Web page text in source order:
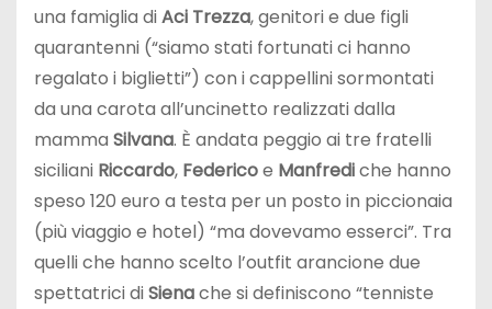
una famiglia diAci Trezza, genitori e due figli
quarantenni (“siamo stati fortunati ci hanno
regalato i biglietti”) con i cappellini sormontati
da una carota all’uncinetto realizzati dalla
mamma Silvana. È andata peggio ai tre fratelli
siciliani Riccardo, Federicoe Manfrediche hanno
speso 120 euro a testa per un posto in piccionaia
(più viaggio e hotel) “ma dovevamo esserci”. Tra
quelli che hanno scelto l’outfit arancione due
spettatrici diSienache si definiscono “tenniste